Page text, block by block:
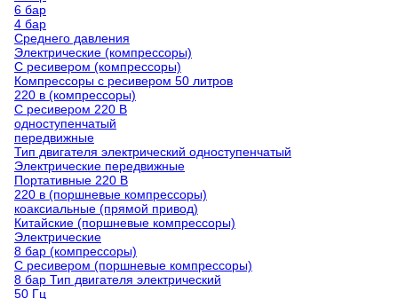
6 бар
4 бар
Среднего давления
Электрические (компрессоры)
С ресивером (компрессоры)
Компрессоры с ресивером 50 литров
220 в (компрессоры)
С ресивером 220 В
одноступенчатый
передвижные
Тип двигателя электрический одноступенчатый
Электрические передвижные
Портативные 220 В
220 в (поршневые компрессоры)
коаксиальные (прямой привод)
Китайские (поршневые компрессоры)
Электрические
8 бар (компрессоры)
С ресивером (поршневые компрессоры)
8 бар Тип двигателя электрический
50 Гц